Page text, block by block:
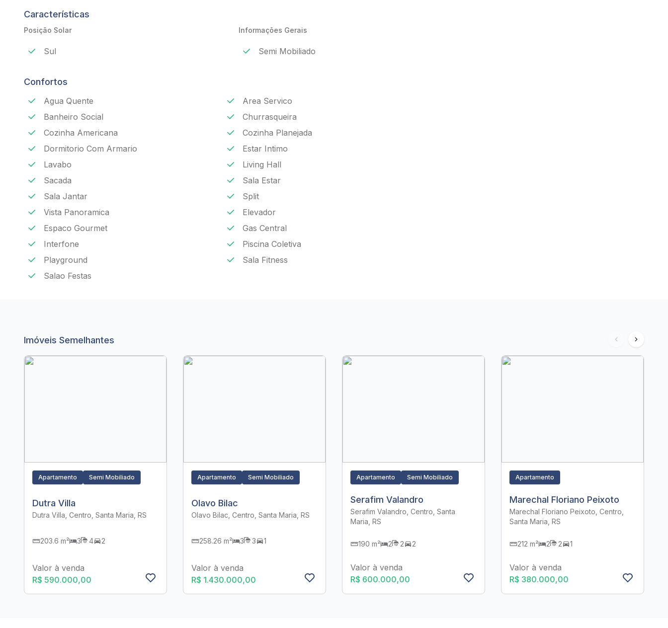
Características
Posição Solar
Sul
Informações Gerais
Semi Mobiliado
Confortos
Agua Quente
Area Servico
Banheiro Social
Churrasqueira
Cozinha Americana
Cozinha Planejada
Dormitorio Com Armario
Estar Intimo
Lavabo
Living Hall
Sacada
Sala Estar
Sala Jantar
Split
Vista Panoramica
Elevador
Espaco Gourmet
Gas Central
Interfone
Piscina Coletiva
Playground
Sala Fitness
Salao Festas
Imóveis Semelhantes
Apartamento Semi Mobiliado
Dutra Villa
Dutra Villa, Centro, Santa Maria, RS
203.6 m² 3 4 2
Valor à venda
R$ 590.000,00
Apartamento Semi Mobiliado
Olavo Bilac
Olavo Bilac, Centro, Santa Maria, RS
258.26 m² 3 3 1
Valor à venda
R$ 1.430.000,00
Apartamento Semi Mobiliado
Serafim Valandro
Serafim Valandro, Centro, Santa
Maria, RS
190 m² 2 2 2
Valor à venda
R$ 600.000,00
Apartamento
Marechal Floriano Peixoto
Marechal Floriano Peixoto, Centro,
Santa Maria, RS
212 m² 2 2 1
Valor à venda
R$ 380.000,00